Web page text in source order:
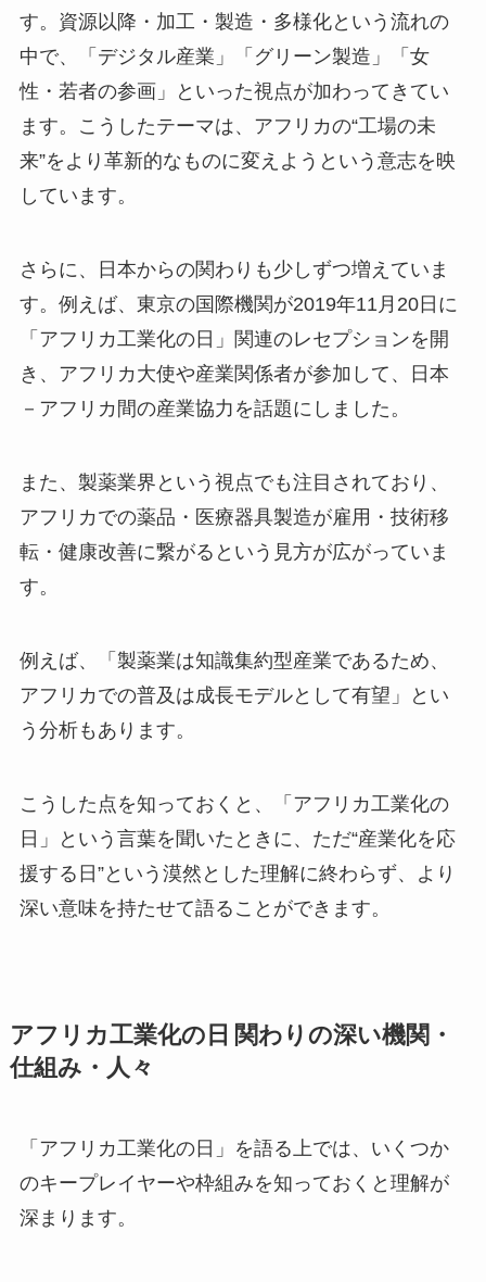
す。資源以降・加工・製造・多様化という流れの
中で、「デジタル産業」「グリーン製造」「女
性・若者の参画」といった視点が加わってきてい
ます。こうしたテーマは、アフリカの“工場の未
来”をより革新的なものに変えようという意志を映
しています。
さらに、日本からの関わりも少しずつ増えていま
す。例えば、東京の国際機関が2019年11月20日に
「アフリカ工業化の日」関連のレセプションを開
き、アフリカ大使や産業関係者が参加して、日本
－アフリカ間の産業協力を話題にしました。
また、製薬業界という視点でも注目されており、
アフリカでの薬品・医療器具製造が雇用・技術移
転・健康改善に繋がるという見方が広がっていま
す。
例えば、「製薬業は知識集約型産業であるため、
アフリカでの普及は成長モデルとして有望」とい
う分析もあります。
こうした点を知っておくと、「アフリカ工業化の
日」という言葉を聞いたときに、ただ“産業化を応
援する日”という漠然とした理解に終わらず、より
深い意味を持たせて語ることができます。
アフリカ工業化の日 関わりの深い機関・
仕組み・人々
「アフリカ工業化の日」を語る上では、いくつか
のキープレイヤーや枠組みを知っておくと理解が
深まります。